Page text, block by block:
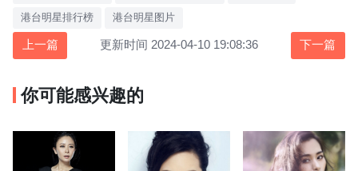
港台明星排行榜 港台明星图片
上一篇 更新时间 2024-04-10 19:08:36 下一篇
你可能感兴趣的